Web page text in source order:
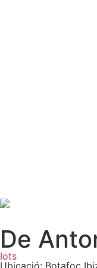
De
Iots
Ubicació: Botafoc